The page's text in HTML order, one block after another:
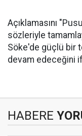
Açıklamasını
sözleriyle
Söke'de güçlü bir
devam edeceğini
HABERE